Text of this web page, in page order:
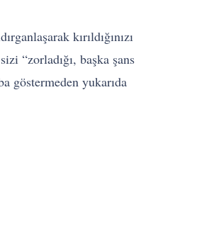
kırıldığınızı
“zorladığı, başka şans
göstermeden yukarıda